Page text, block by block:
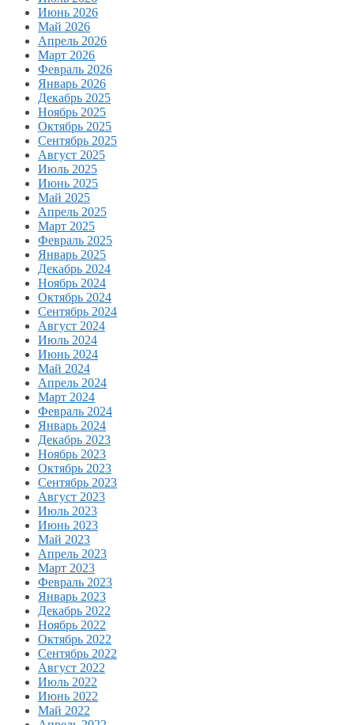
Июнь 2026
Май 2026
Апрель 2026
Март 2026
Февраль 2026
Январь 2026
Декабрь 2025
Ноябрь 2025
Октябрь 2025
Сентябрь 2025
Август 2025
Июль 2025
Июнь 2025
Май 2025
Апрель 2025
Март 2025
Февраль 2025
Январь 2025
Декабрь 2024
Ноябрь 2024
Октябрь 2024
Сентябрь 2024
Август 2024
Июль 2024
Июнь 2024
Май 2024
Апрель 2024
Март 2024
Февраль 2024
Январь 2024
Декабрь 2023
Ноябрь 2023
Октябрь 2023
Сентябрь 2023
Август 2023
Июль 2023
Июнь 2023
Май 2023
Апрель 2023
Март 2023
Февраль 2023
Январь 2023
Декабрь 2022
Ноябрь 2022
Октябрь 2022
Сентябрь 2022
Август 2022
Июль 2022
Июнь 2022
Май 2022